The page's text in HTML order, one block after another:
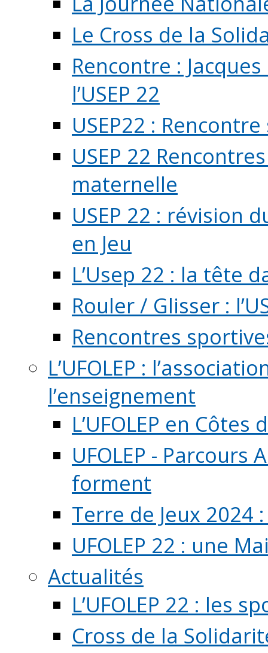
Le Cross de la
Rencontre :
l’USEP 22
USEP22 :
USEP 22
maternelle
USEP 22 : révision
en Jeu
L’Usep 22 : la tête
Rouler / Glisser :
Rencontres
L’UFOLEP :
l’enseignement
L’UFOLEP en Côtes
UFOLEP -
forment
Terre de Jeux 2024
UFOLEP 22 : une
Actualités
L’UFOLEP 22 : les
Cross de la